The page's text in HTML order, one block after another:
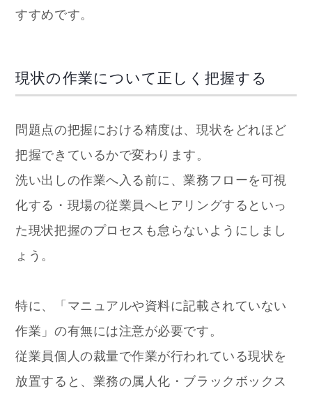
すすめです。
現状の作業について正しく把握する
問題点の把握における精度は、現状をどれほど
把握できているかで変わります。
洗い出しの作業へ入る前に、業務フローを可視
化する・現場の従業員へヒアリングするといっ
た現状把握のプロセスも怠らないようにしまし
ょう。
特に、「マニュアルや資料に記載されていない
作業」の有無には注意が必要です。
従業員個人の裁量で作業が行われている現状を
放置すると、業務の属人化・ブラックボックス